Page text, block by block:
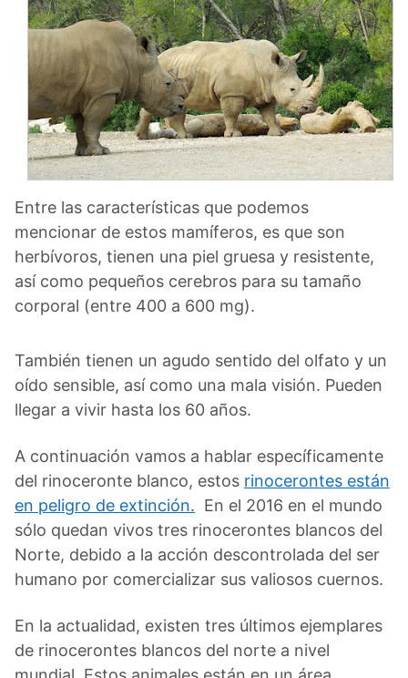
Entre las características que podemos
mencionar de estos mamíferos, es que son
herbívoros, tienen una piel gruesa y resistente,
así como pequeños cerebros para su tamaño
corporal (entre 400 a 600 mg).
También tienen un agudo sentido del olfato y un
oído sensible, así como una mala visión. Pueden
llegar a vivir hasta los 60 años.
A continuación vamos a hablar específicamente
del rinoceronte blanco, estos rinocerontes están
en peligro de extinción. En el 2016 en el mundo
sólo quedan vivos tres rinocerontes blancos del
Norte, debido a la acción descontrolada del ser
humano por comercializar sus valiosos cuernos.
En la actualidad, existen tres últimos ejemplares
de rinocerontes blancos del norte a nivel